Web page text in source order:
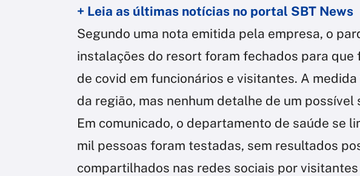
+ Leia as últimas notícias no portal SBT News
Segundo uma nota emitida pela empresa, o
instalações do resort foram fechados para que
de covid em funcionários e visitantes. A
da região, mas nenhum detalhe de um
Em comunicado, o departamento de saúde se
mil pessoas foram testadas, sem resultados
compartilhados nas redes sociais por